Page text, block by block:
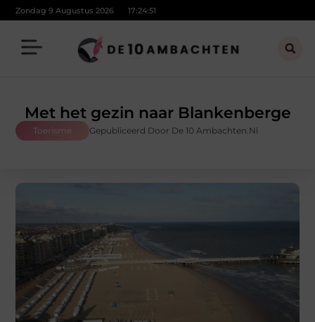
Zondag 9 Augustus 2026 17:24:52
Met het gezin naar Blankenberge
Toerisme Gepubliceerd Door De 10 Ambachten.nl